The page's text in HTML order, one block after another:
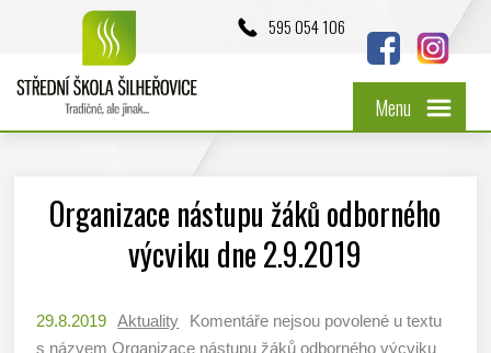
595 054 106
Menu
Organizace nástupu žáků odborného
výcviku dne 2.9.2019
29.8.2019 Aktuality Komentáře nejsou povolené u textu
s názvem Organizace nástupu žáků odborného výcviku